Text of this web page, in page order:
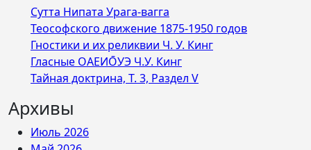
Сутта Нипата Урага-вагга
Теософского движение 1875-1950 годов
Гностики и их реликвии Ч. У. Кинг
Гласные ОАЕИО̄УЭ Ч.У. Кинг
Тайная доктрина, Т. 3, Раздел V
Архивы
Июль 2026